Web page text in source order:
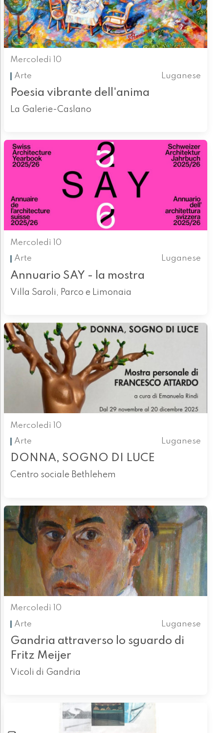
Mercoledì 10
Arte
Luganese
Poesia vibrante dell'anima
La Galerie-Caslano
Mercoledì 10
Arte
Luganese
Annuario SAY - la mostra
Villa Saroli, Parco e Limonaia
Mercoledì 10
Arte
Luganese
DONNA, SOGNO DI LUCE
Centro sociale Bethlehem
Mercoledì 10
Arte
Luganese
Gandria attraverso lo sguardo di
Fritz Meijer
Vicoli di Gandria